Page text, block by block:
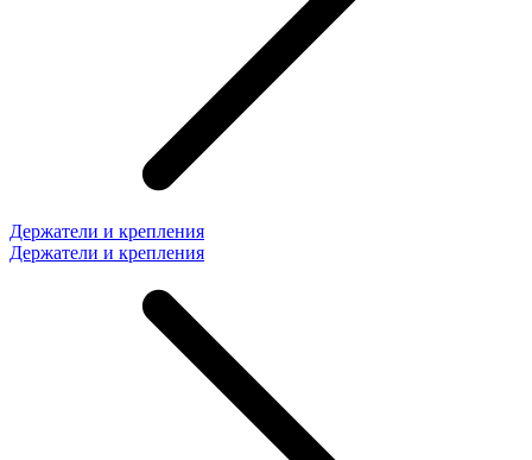
Держатели и крепления
Держатели и крепления